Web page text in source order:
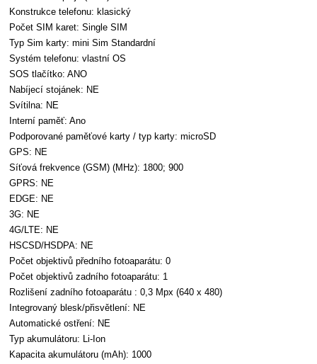
Konstrukce telefonu: klasický
Počet SIM karet: Single SIM
Typ Sim karty: mini Sim Standardní
Systém telefonu: vlastní OS
SOS tlačítko: ANO
Nabíjecí stojánek: NE
Svítilna: NE
Interní paměť: Ano
Podporované paměťové karty / typ karty: microSD
GPS: NE
Síťová frekvence (GSM) (MHz): 1800; 900
GPRS: NE
EDGE: NE
3G: NE
4G/LTE: NE
HSCSD/HSDPA: NE
Počet objektivů předního fotoaparátu: 0
Počet objektivů zadního fotoaparátu: 1
Rozlišení zadního fotoaparátu : 0,3 Mpx (640 x 480)
Integrovaný blesk/přisvětlení: NE
Automatické ostření: NE
Typ akumulátoru: Li-Ion
Kapacita akumulátoru (mAh): 1000